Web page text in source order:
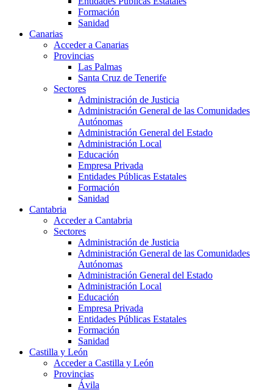
Formación
Sanidad
Canarias
Acceder a Canarias
Provincias
Las Palmas
Santa Cruz de Tenerife
Sectores
Administración de Justicia
Administración General de las Comunidades
Autónomas
Administración General del Estado
Administración Local
Educación
Empresa Privada
Entidades Públicas Estatales
Formación
Sanidad
Cantabria
Acceder a Cantabria
Sectores
Administración de Justicia
Administración General de las Comunidades
Autónomas
Administración General del Estado
Administración Local
Educación
Empresa Privada
Entidades Públicas Estatales
Formación
Sanidad
Castilla y León
Acceder a Castilla y León
Provincias
Ávila